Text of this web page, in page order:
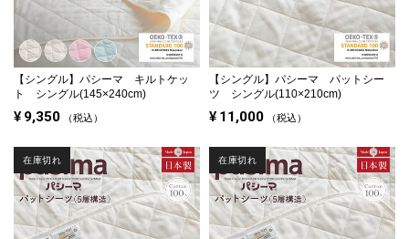
【シングル】 パシーマ キルトケッ
ト シングル(145×240cm)
¥ 9,350 税込
【シングル】 パシーマ パットシー
ツ シングル(110×210cm)
¥ 11,000 税込
在庫切れ 在庫切れ